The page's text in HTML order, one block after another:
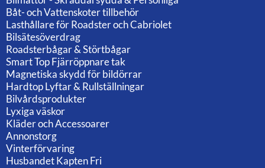
Båt- och Vattenskoter tillbehör
Lasthållare för Roadster och Cabriolet
Bilsätesöverdrag
Roadsterbågar & Störtbågar
Smart Top Fjärröppnare tak
Magnetiska skydd för bildörrar
Hardtop Lyftar & Rullställningar
Bilvårdsprodukter
Lyxiga väskor
Kläder och Accessoarer
Annonstorg
Vinterförvaring
Husbandet Kapten Fri